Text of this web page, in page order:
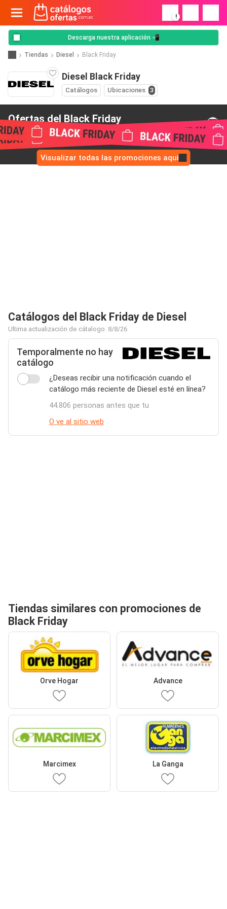
!
Descarga nuestra aplicación 📲
Tiendas Diesel Black Friday
Diesel Black Friday
Catálogos Ubicaciones 3
Ofertas del Black Friday
de Diesel
Visualizar todas las promociones aquí
Catálogos del Black Friday de Diesel
Ultima actualización de cátalogo: 8/8/26
Temporalmente no hay
catálogo
¿Deseas recibir una notificación cuando el
catálogo más reciente de Diesel esté en línea?
44.806 personas antes que tu
O ve al sitio web
Tiendas similares con promociones de
Black Friday
Orve Hogar Advance
Marcimex La Ganga